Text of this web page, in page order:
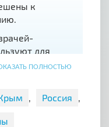
к
для
в Симферополе
ПОЛНОСТЬЮ
, Россия ,